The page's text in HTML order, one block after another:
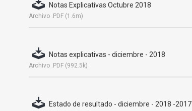
Notas Explicativas Octubre 2018
Archivo .PDF (1.6m)
Notas explicativas - diciembre - 2018
Archivo .PDF (992.5k)
Estado de resultado - diciembre - 2018 -2017